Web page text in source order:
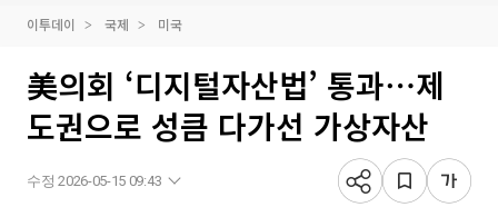
이투데이 국제 미국
美의회 ‘디지털자산법’ 통과⋯제
도권으로 성큼 다가선 가상자산
수정 2026-05-15 09:43